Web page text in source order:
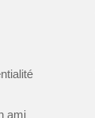
ami